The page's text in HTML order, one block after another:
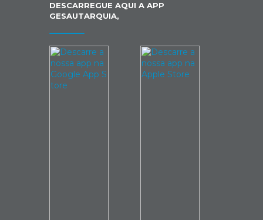
DESCARREGUE AQUI A APP
GESAUTARQUIA,